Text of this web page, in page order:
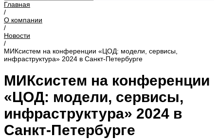
Главная
/
О компании
/
Новости
/
МИКсистем на конференции «ЦОД: модели, сервисы,
инфраструктура» 2024 в Санкт-Петербурге
МИКсистем на конференции
«ЦОД: модели, сервисы,
инфраструктура» 2024 в
Санкт-Петербурге